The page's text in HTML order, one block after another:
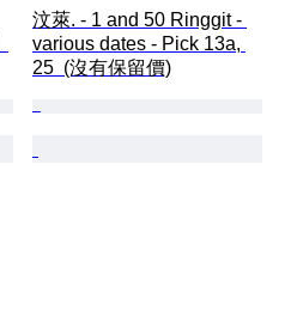
汶萊. - 1 and 50 Ringgit -
various dates - Pick 13a,
25  (沒有保留價)